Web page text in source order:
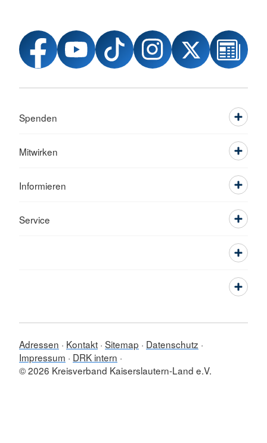
Spenden
Mitwirken
Informieren
Service
Adressen Kontakt Sitemap
Datenschutz
Impressum
DRK intern
© 2026 Kreisverband Kaiserslautern-Land e.V.